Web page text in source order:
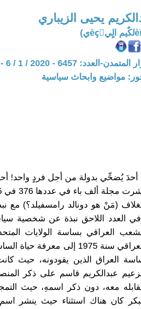
يحيى الزيباري
العدد: 6457 - 2020 / 1 / 6 - 19:18
مواضيع وابحاث سياسية
أحدَ يُضحِّي بدولة من أجل فردٍ واحد!
(مَنْ هو دونالد رامسفيلد؟) مع
العدد اللاحق نبذة عن شخصية
العراقي بساسة الولايات
العراقي سنة 1975 إلى
العراق الذين يقودونه، حيث
عبدالكريم قاسم على ذكر
معه، دون ذكر اسمهِ، حيث
كان هناك استثناء حيث ينشر